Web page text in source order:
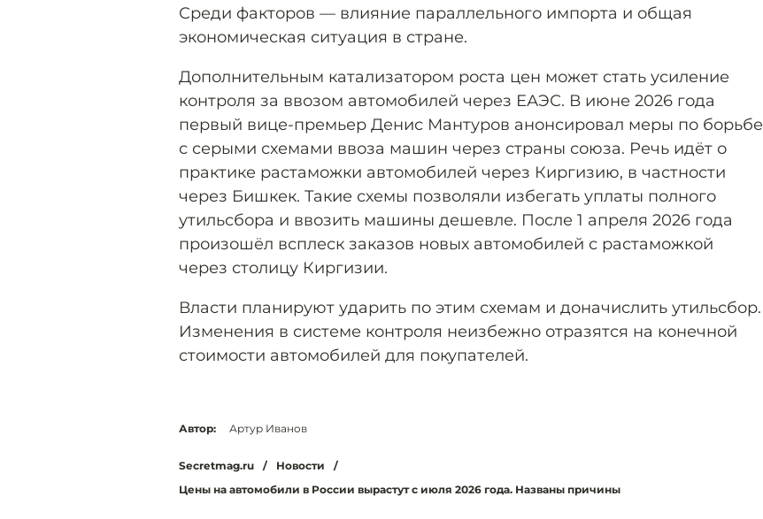
Среди факторов — влияние параллельного импорта и общая
экономическая ситуация в стране.
Дополнительным катализатором роста цен может стать усиление
контроля за ввозом автомобилей через ЕАЭС. В июне 2026 года
первый вице-премьер Денис Мантуров анонсировал меры по борьбе
с серыми схемами ввоза машин через страны союза. Речь идёт о
практике растаможки автомобилей через Киргизию, в частности
через Бишкек. Такие схемы позволяли избегать уплаты полного
утильсбора и ввозить машины дешевле. После 1 апреля 2026 года
произошёл всплеск заказов новых автомобилей с растаможкой
через столицу Киргизии.
Власти планируют ударить по этим схемам и доначислить утильсбор.
Изменения в системе контроля неизбежно отразятся на конечной
стоимости автомобилей для покупателей.
Автор: Артур Иванов
Secretmag.ru / Новости
/
Цены на автомобили в России вырастут с июля 2026 года. Названы причины